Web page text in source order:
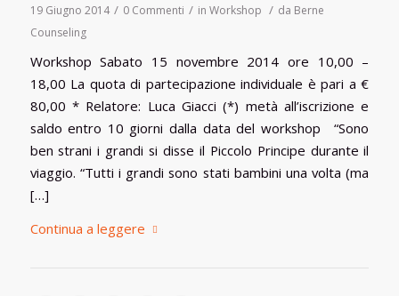
19 Giugno 2014 / 0 Commenti / in Workshop / da Berne
Counseling
Workshop Sabato 15 novembre 2014 ore 10,00 –
18,00 La quota di partecipazione individuale è pari a €
80,00 * Relatore: Luca Giacci (*) metà all’iscrizione e
saldo entro 10 giorni dalla data del workshop “Sono
ben strani i grandi si disse il Piccolo Principe durante il
viaggio. “Tutti i grandi sono stati bambini una volta (ma
[…]
Continua a leggere